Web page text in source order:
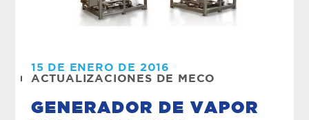
15 DE ENERO DE 2016
ACTUALIZACIONES DE MECO
GENERADOR DE VAPOR